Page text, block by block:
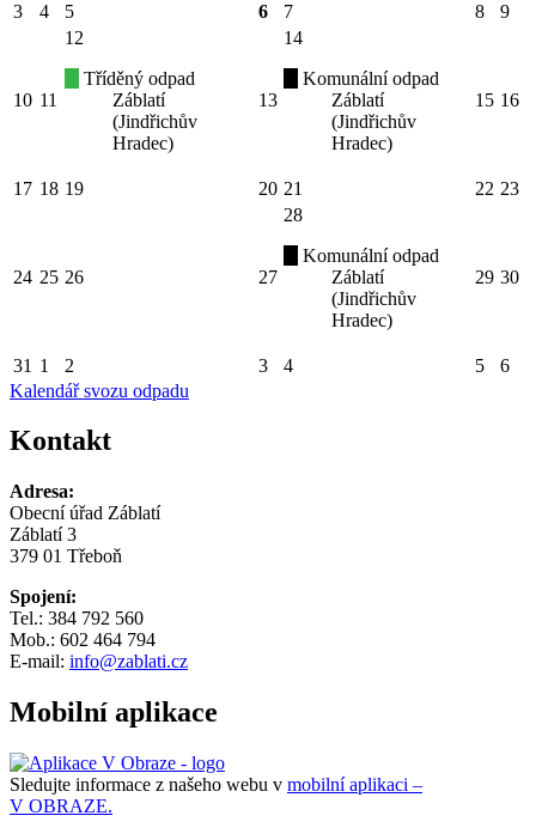
3
4 5 6 7 8 9
10 11
12
Tříděný odpad
Záblatí
(Jindřichův
Hradec)
13
14
Komunální odpad
Záblatí
(Jindřichův
Hradec)
15 16
17 18 19 20 21 22 23
24 25 26 27
28
Komunální odpad
Záblatí
(Jindřichův
Hradec)
29 30
31 1 2 3 4 5
6
Kalendář svozu odpadu
Kontakt
Adresa:
Obecní úřad Záblatí
Záblatí 3
379 01 Třeboň
Spojení:
Tel.: 384 792 560
Mob.: 602 464 794
E-mail: info@zablati.cz
Mobilní aplikace
Sledujte informace z našeho webu v mobilní aplikaci –
V OBRAZE.